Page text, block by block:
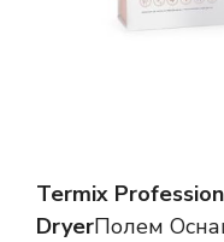
Termix
DryerПолем